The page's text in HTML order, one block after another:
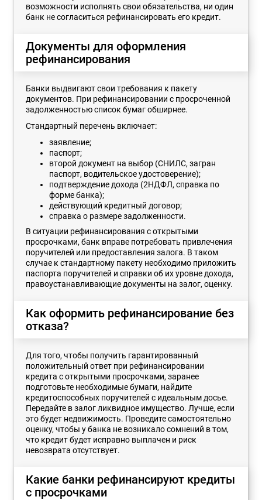
возможности исполнять свои обязательства, ни один
банк не согласиться рефинансировать его кредит.
Документы для оформления
рефинансирования
Банки выдвигают свои требования к пакету
документов. При рефинансировании с просроченной
задолженностью список бумаг обширнее.
Стандартный перечень включает:
заявление;
паспорт;
второй документ на выбор (СНИЛС, загран
паспорт, водительское удостоверение);
подтверждение дохода (2НДФЛ, справка по
форме банка);
действующий кредитный договор;
справка о размере задолженности.
В ситуации рефинансирования с открытыми
просрочками, банк вправе потребовать привлечения
поручителей или предоставления залога. В таком
случае к стандартному пакету необходимо приложить
паспорта поручителей и справки об их уровне дохода,
правоустанавливающие документы на залог, оценку.
Как оформить рефинансирование без
отказа?
Для того, чтобы получить гарантированный
положительный ответ при рефинансировании
кредита с открытыми просрочками, заранее
подготовьте необходимые бумаги, найдите
кредитоспособных поручителей с идеальным досье.
Передайте в залог ликвидное имущество. Лучше, если
это будет недвижимость. Проведите самостоятельно
оценку, чтобы у банка не возникало сомнений в том,
что кредит будет исправно выплачен и риск
невозврата отсутствует.
Какие банки рефинансируют кредиты
с просрочками